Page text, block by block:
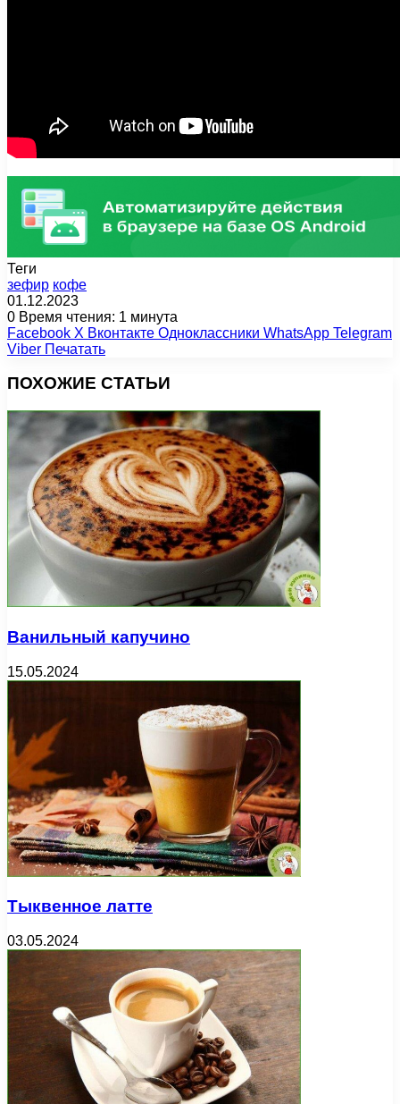
Теги
зефир кофе
01.12.2023
0 Время чтения: 1 минута
Facebook X Вконтакте Одноклассники WhatsApp Telegram
Viber Печатать
ПОХОЖИЕ СТАТЬИ
Ванильный капучино
15.05.2024
Тыквенное латте
03.05.2024